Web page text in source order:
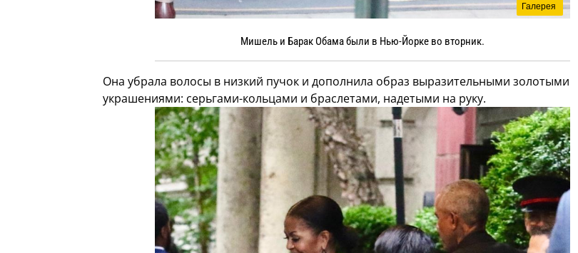
Галерея
Мишель и Барак Обама были в Нью-Йорке во вторник.
Она убрала волосы в низкий пучок и дополнила образ выразительными золотыми
украшениями: серьгами-кольцами и браслетами, надетыми на руку.